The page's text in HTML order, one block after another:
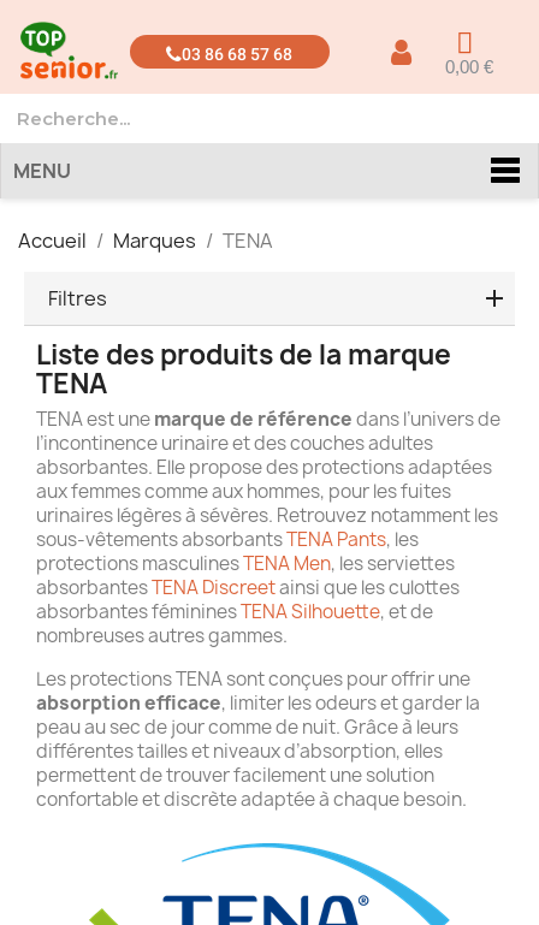
03 86 68 57 68
0,00 €
MENU
Accueil Marques TENA
Filtres
Liste des produits de la marque
TENA
TENA est unemarque de référencedans l’univers de
l’incontinence urinaire et des couches adultes
absorbantes. Elle propose des protections adaptées
aux femmes comme aux hommes, pour les fuites
urinaires légères à sévères. Retrouvez notamment les
sous-vêtements absorbantsTENA Pants, les
protections masculinesTENA Men, les serviettes
absorbantesTENA Discreetainsi que les culottes
absorbantes fémininesTENA Silhouette, et de
nombreuses autres gammes.
Les protections TENA sont conçues pour offrir une
absorption efficace, limiter les odeurs et garder la
peau au sec de jour comme de nuit. Grâce à leurs
différentes tailles et niveaux d’absorption, elles
permettent de trouver facilement une solution
confortable et discrète adaptée à chaque besoin.